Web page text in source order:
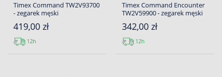
Timex Command TW2V93700
- zegarek męski
419,00 zł
12h
Timex Command Encounter
TW2V59900 - zegarek męski
342,00 zł
12h